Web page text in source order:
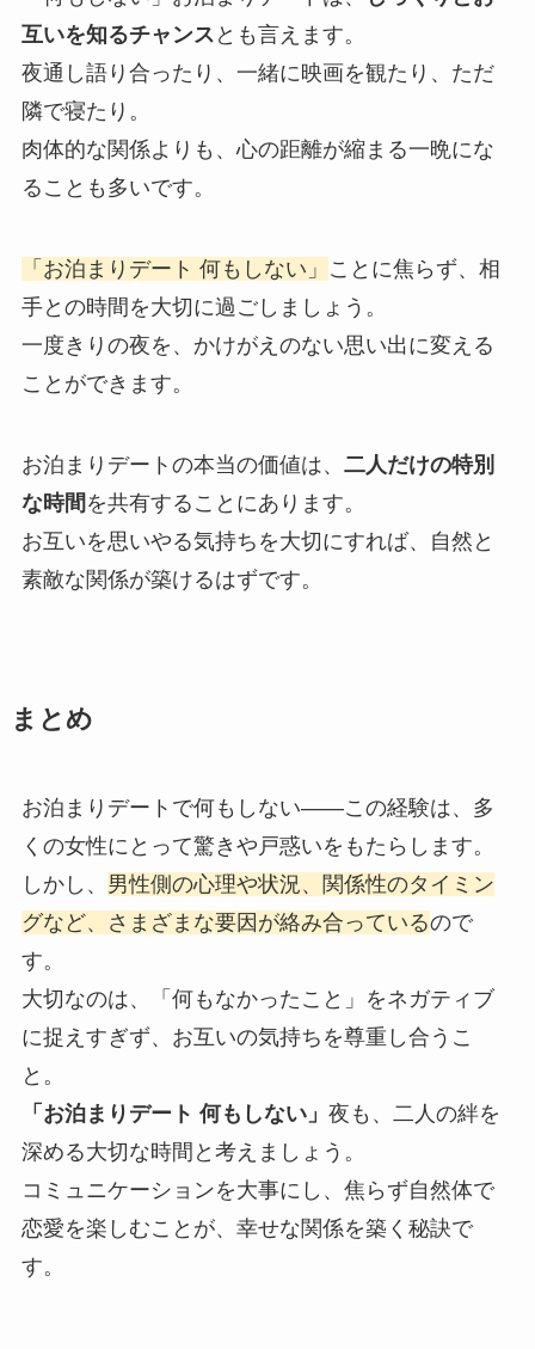
互いを知るチャンス とも言えます。
夜通し語り合ったり、一緒に映画を観たり、ただ
隣で寝たり。
肉体的な関係よりも、心の距離が縮まる一晩にな
ることも多いです。
「お泊まりデート 何もしない」 ことに焦らず、相
手との時間を大切に過ごしましょう。
一度きりの夜を、かけがえのない思い出に変える
ことができます。
お泊まりデートの本当の価値は、 二人だけの特別
な時間 を共有することにあります。
お互いを思いやる気持ちを大切にすれば、自然と
素敵な関係が築けるはずです。
まとめ
お泊まりデートで何もしない――この経験は、多
くの女性にとって驚きや戸惑いをもたらします。
しかし、 男性側の心理や状況、関係性のタイミン
グなど、さまざまな要因が絡み合っているので
す。
大切なのは、「何もなかったこと」をネガティブ
に捉えすぎず、お互いの気持ちを尊重し合うこ
と。
「お泊まりデート 何もしない」 夜も、二人の絆を
深める大切な時間と考えましょう。
コミュニケーションを大事にし、焦らず自然体で
恋愛を楽しむことが、幸せな関係を築く秘訣で
す。